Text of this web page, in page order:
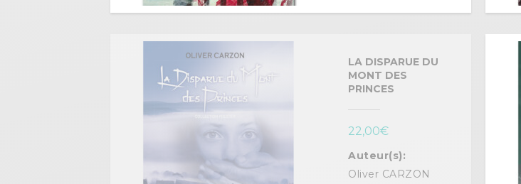
LA DISPARUE DU
MONT DES
PRINCES
22,00€
Auteur(s):
Oliver CARZON